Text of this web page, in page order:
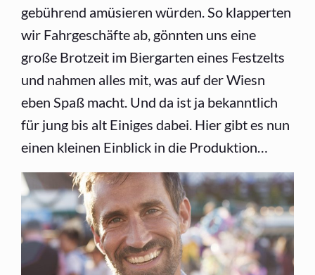
gebührend amüsieren würden. So klapperten
wir Fahrgeschäfte ab, gönnten uns eine
große Brotzeit im Biergarten eines Festzelts
und nahmen alles mit, was auf der Wiesn
eben Spaß macht. Und da ist ja bekanntlich
für jung bis alt Einiges dabei. Hier gibt es nun
einen kleinen Einblick in die Produktion…